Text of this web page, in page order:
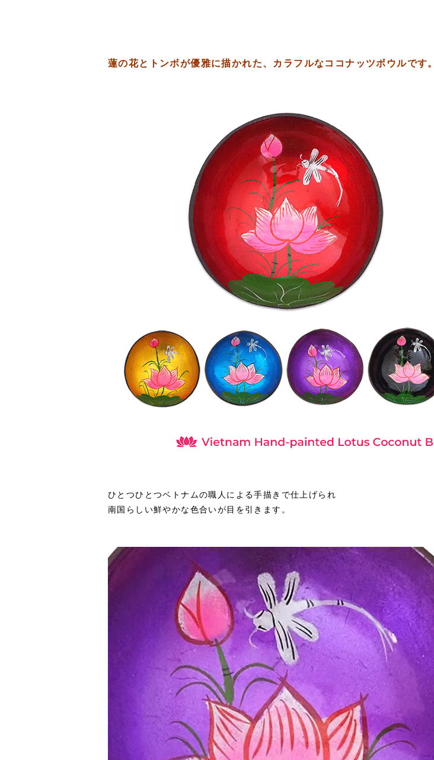
蓮の花とトンボが優雅に描かれた、カラフルなココナッツボウルです。
ひとつひとつベトナムの職人による手描きで仕上げられ
南国らしい鮮やかな色合いが目を引きます。